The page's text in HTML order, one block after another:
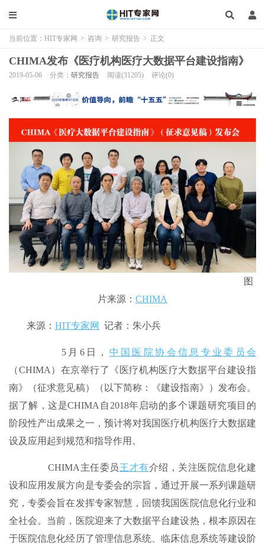
当前位置： HIT专家网 > 咨询 > 研究报告 > 正文
CHIMA发布《医疗机构医疗大数据平台建设指南》
2019-05-06 分类： 研究报告 阅读(31205) 评论(0)
图
片来源： CHIMA
来源： HIT专家网 记者：朱小兵
5月6日， 中国医院协会信息专业委员会
（CHIMA）在京举行了《医疗机构医疗大数据平台建设指
南》（征求意见稿）（以下简称：《建设指南》）发布会。
据了解，这是CHIMA自2018年启动的多个课题研究项目的
阶段性产出成果之一，预计将对我国医疗机构医疗大数据建
设及应用起到规范和指导作用。
CHIMA主任委员 王才有介绍，关注医院信息化建
设和应用发展方向是专委会的宗旨，通过开展一系列课题研
究，专委会旨在发挥专家智慧，回馈我国医院信息化行业和
全社会。当前，医院迎来了大数据平台建设热，根本原因在
于医院信息化经历了管理信息系统、临床信息系统等建设阶